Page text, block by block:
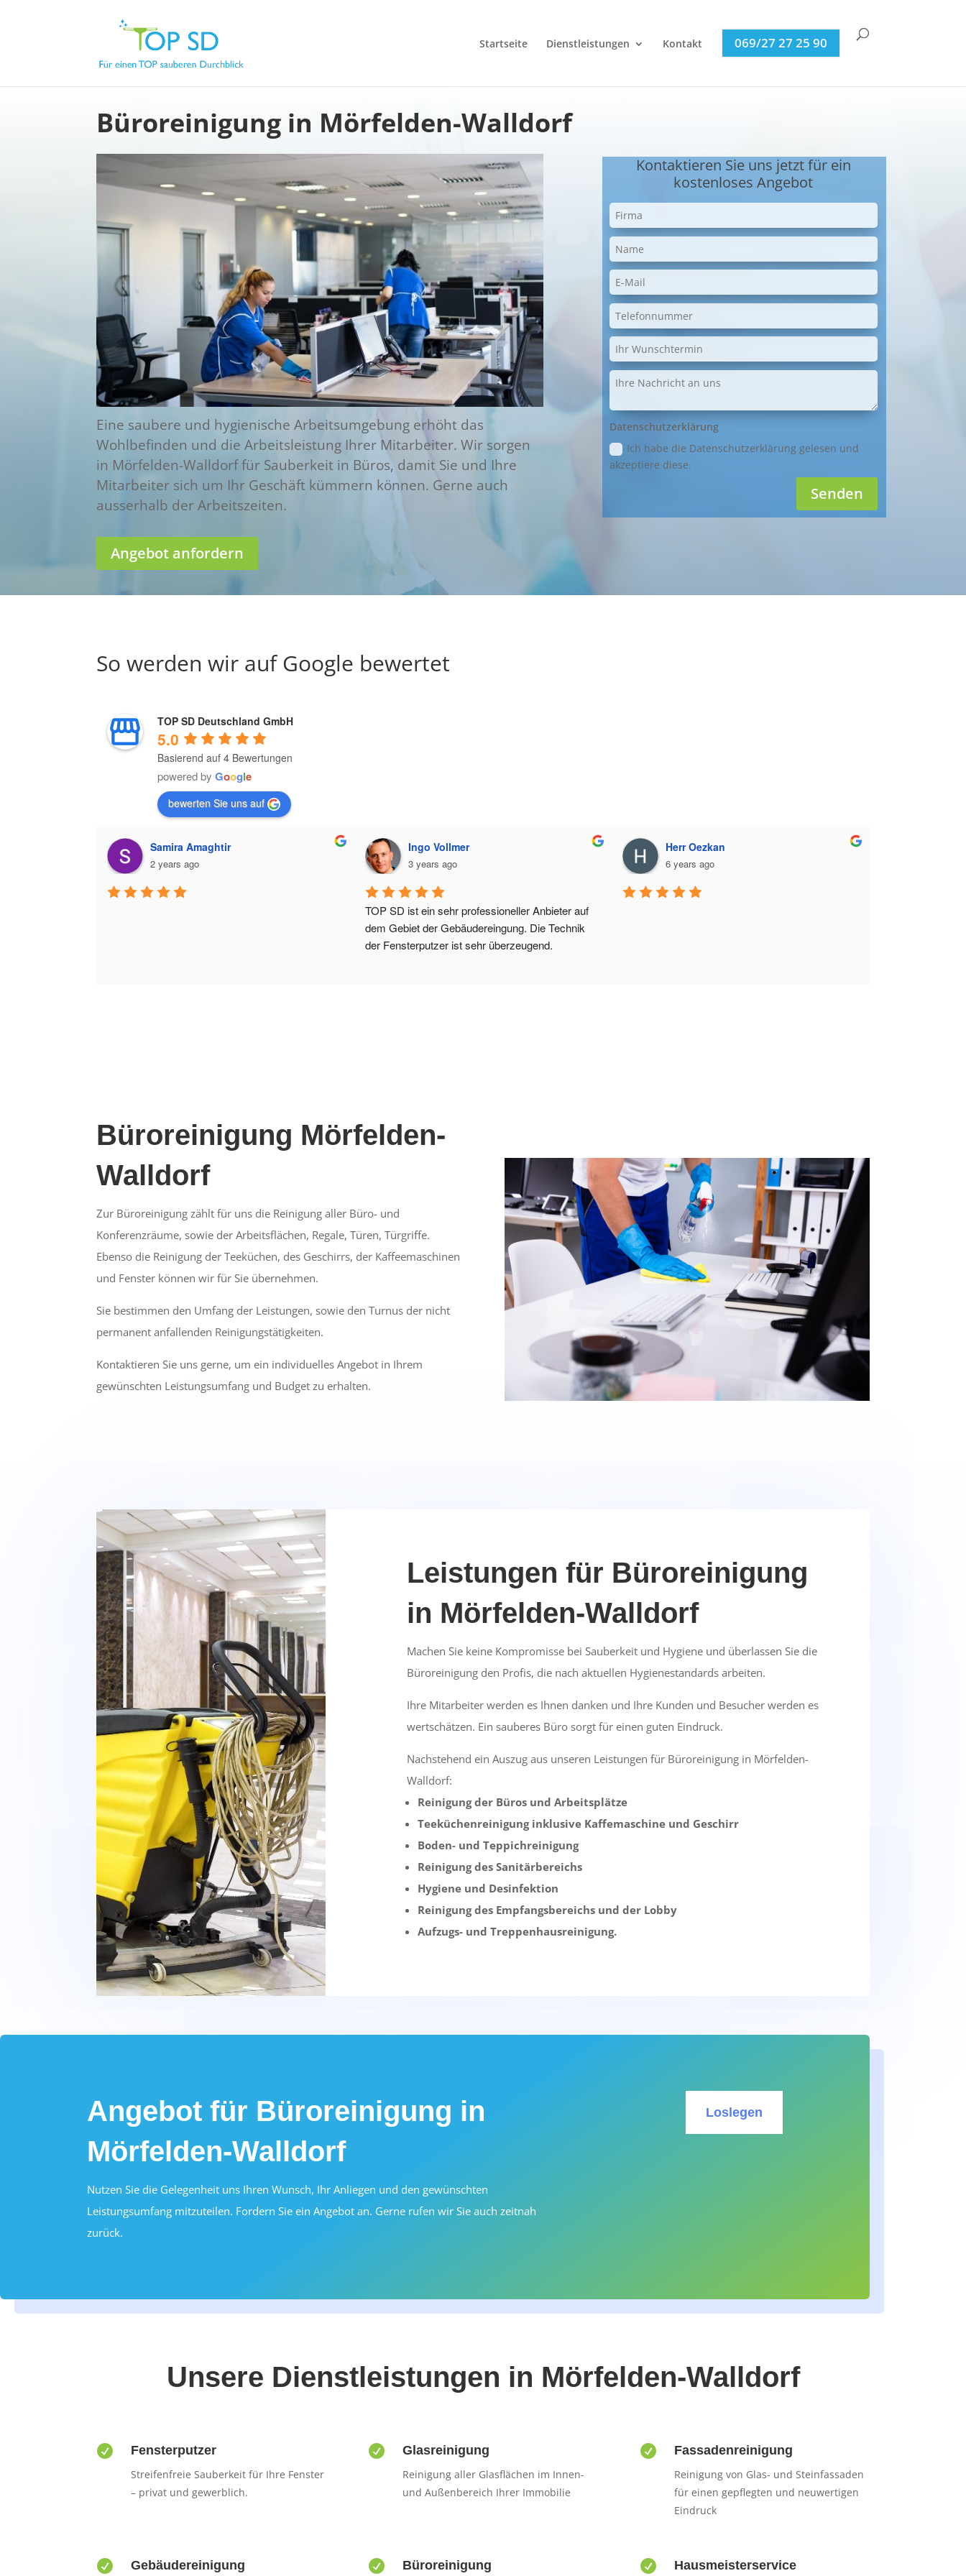
Startseite Dienstleistungen Kontakt 069/27 27 25 90
Büroreinigung in Mörfelden-Walldorf
Eine saubere und hygienische Arbeitsumgebung erhöht das
Wohlbefinden und die Arbeitsleistung Ihrer Mitarbeiter. Wir sorgen
in Mörfelden-Walldorf für Sauberkeit in Büros, damit Sie und Ihre
Mitarbeiter sich um Ihr Geschäft kümmern können. Gerne auch
ausserhalb der Arbeitszeiten.
Angebot anfordern
Kontaktieren Sie uns jetzt für ein
kostenloses Angebot
Datenschutzerklärung
Ich habe die Datenschutzerklärung gelesen und
akzeptiere diese.
Senden
So werden wir auf Google bewertet
TOP SD Deutschland GmbH
5.0
Basierend auf 4 Bewertungen
powered byGoogle
bewerten Sie uns auf
Samira Amaghtir
2 years ago
Ingo Vollmer
3 years ago
TOP SD ist ein sehr professioneller Anbieter auf
dem Gebiet der Gebäudereingung. Die Technik
der Fensterputzer ist sehr überzeugend.
Herr Oezkan
6 years ago
Büroreinigung Mörfelden-
Walldorf
Zur Büroreinigung zählt für uns die Reinigung aller Büro- und
Konferenzräume, sowie der Arbeitsflächen, Regale, Türen, Türgriffe.
Ebenso die Reinigung der Teeküchen, des Geschirrs, der Kaffeemaschinen
und Fenster können wir für Sie übernehmen.
Sie bestimmen den Umfang der Leistungen, sowie den Turnus der nicht
permanent anfallenden Reinigungstätigkeiten.
Kontaktieren Sie uns gerne, um ein individuelles Angebot in Ihrem
gewünschten Leistungsumfang und Budget zu erhalten.
Leistungen für Büroreinigung
in Mörfelden-Walldorf
Machen Sie keine Kompromisse bei Sauberkeit und Hygiene und überlassen Sie die
Büroreinigung den Profis, die nach aktuellen Hygienestandards arbeiten.
Ihre Mitarbeiter werden es Ihnen danken und Ihre Kunden und Besucher werden es
wertschätzen. Ein sauberes Büro sorgt für einen guten Eindruck.
Nachstehend ein Auszug aus unseren Leistungen für Büroreinigung in Mörfelden-
Walldorf:
Reinigung der Büros und Arbeitsplätze
Teeküchenreinigung inklusive Kaffemaschine und Geschirr
Boden- und Teppichreinigung
Reinigung des Sanitärbereichs
Hygiene und Desinfektion
Reinigung des Empfangsbereichs und der Lobby
Aufzugs- und Treppenhausreinigung.
Angebot für Büroreinigung in
Mörfelden-Walldorf
Nutzen Sie die Gelegenheit uns Ihren Wunsch, Ihr Anliegen und den gewünschten
Leistungsumfang mitzuteilen. Fordern Sie ein Angebot an. Gerne rufen wir Sie auch zeitnah
zurück.
Loslegen
Unsere Dienstleistungen in Mörfelden-Walldorf
 Fensterputzer
Streifenfreie Sauberkeit für Ihre Fenster
– privat und gewerblich.
 Glasreinigung
Reinigung aller Glasflächen im Innen-
und Außenbereich Ihrer Immobilie
 Fassadenreinigung
Reinigung von Glas- und Steinfassaden
für einen gepflegten und neuwertigen
Eindruck
 Gebäudereinigung  Büroreinigung  Hausmeisterservice